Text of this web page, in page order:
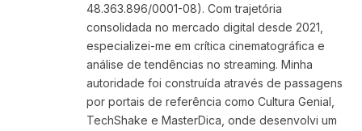
48.363.896/0001-08). Com trajetória
consolidada no mercado digital desde 2021,
especializei-me em crítica cinematográfica e
análise de tendências no streaming. Minha
autoridade foi construída através de passagens
por portais de referência como Cultura Genial,
TechShake e MasterDica, onde desenvolvi um